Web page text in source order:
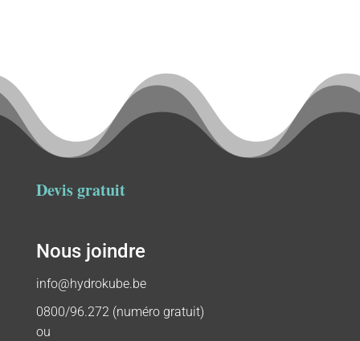
Nous joindre
info@hydrokube.be
0800/96.272 (numéro gratuit)
ou
Devis gratuit